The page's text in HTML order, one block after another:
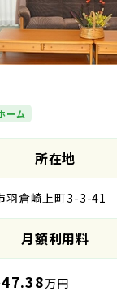
ーム
所在地
羽倉崎上町3-3-41
月額利用料
47.38万円